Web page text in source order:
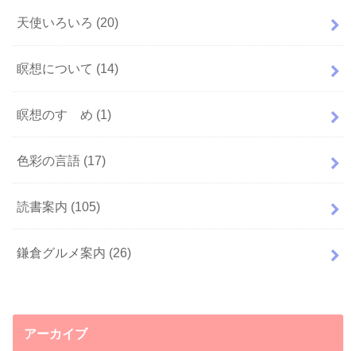
天使いろいろ (20)
瞑想について (14)
瞑想のすゝめ (1)
色彩の言語 (17)
読書案内 (105)
鎌倉グルメ案内 (26)
アーカイブ